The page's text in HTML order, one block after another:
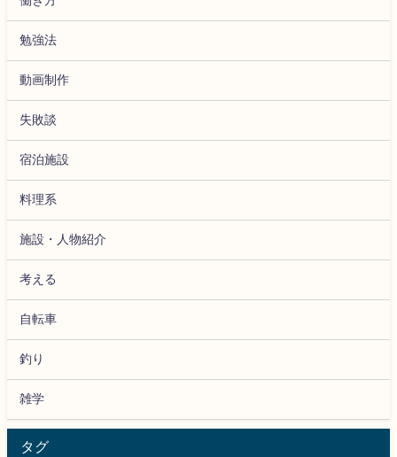
勉強法
動画制作
失敗談
宿泊施設
料理系
施設・人物紹介
考える
自転車
釣り
雑学
タグ